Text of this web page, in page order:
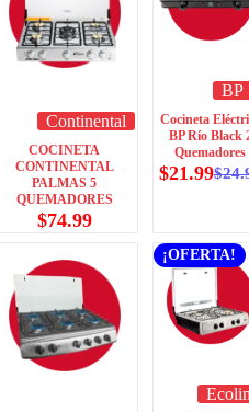
Continental
COCINETA
CONTINENTAL
PALMAS 5
QUEMADORES
$74.99
BP
Cocineta
BP Río Black
Quemadores
$
$21.99
¡OFERTA!